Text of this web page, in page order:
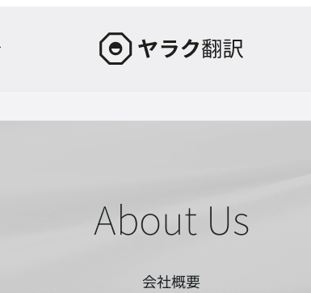
ヤ
端
の
自
About Us
会社概要